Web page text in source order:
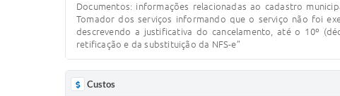
Documentos: informações relacionadas ao cadastro
Tomador dos serviços informando que o serviço não foi
descrevendo a justificativa do cancelamento, até o 10º
retificação e da substituição da NFS-e”
Custos